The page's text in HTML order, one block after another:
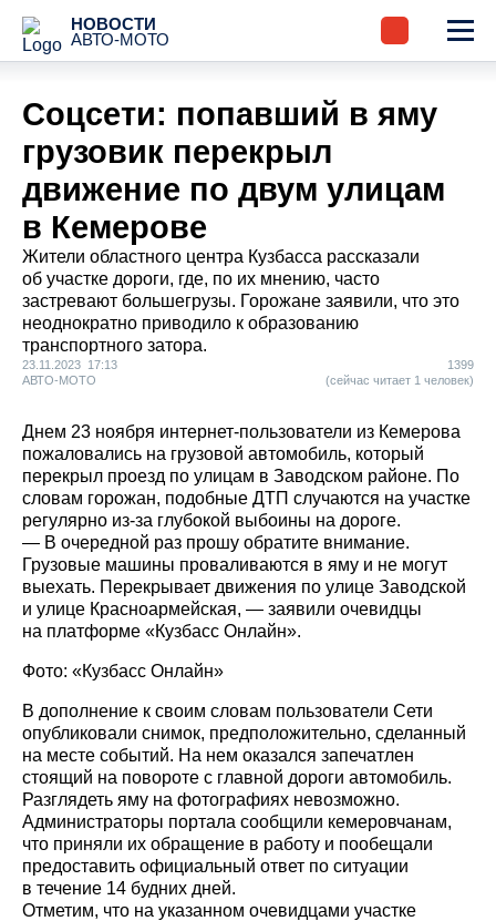
НОВОСТИ
АВТО-МОТО
Соцсети: попавший в яму
грузовик перекрыл
движение по двум улицам
в Кемерове
Жители областного центра Кузбасса рассказали
об участке дороги, где, по их мнению, часто
застревают большегрузы. Горожане заявили, что это
неоднократно приводило к образованию
транспортного затора.
23.11.2023 17:13
АВТО-МОТО
1399
(сейчас читает 1 человек)
Днем 23 ноября интернет-пользователи из Кемерова
пожаловались на грузовой автомобиль, который
перекрыл проезд по улицам в Заводском районе. По
словам горожан, подобные ДТП случаются на участке
регулярно из-за глубокой выбоины на дороге.
— В очередной раз прошу обратите внимание.
Грузовые машины проваливаются в яму и не могут
выехать. Перекрывает движения по улице Заводской
и улице Красноармейская, — заявили очевидцы
на платформе «Кузбасс Онлайн».
Фото: «Кузбасс Онлайн»
В дополнение к своим словам пользователи Сети
опубликовали снимок, предположительно, сделанный
на месте событий. На нем оказался запечатлен
стоящий на повороте с главной дороги автомобиль.
Разглядеть яму на фотографиях невозможно.
Администраторы портала сообщили кемеровчанам,
что приняли их обращение в работу и пообещали
предоставить официальный ответ по ситуации
в течение 14 будних дней.
Отметим, что на указанном очевидцами участке